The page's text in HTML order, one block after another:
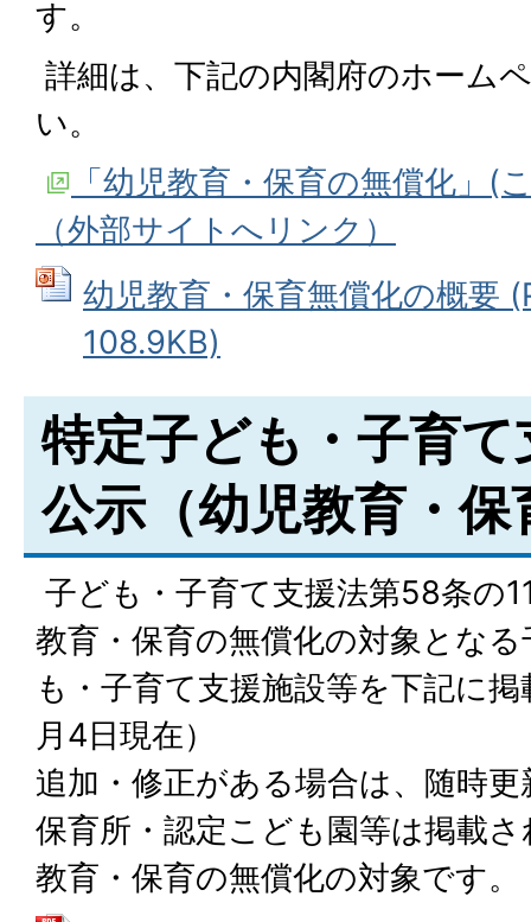
す。
詳細は、下記の内閣府のホーム
い。
「幼児教育・保育の無償化」(
（外部サイトへリンク）
幼児教育・保育無償化の概要
108.9KB)
特定子ども・子育
公示（幼児教育・保
子ども・子育て支援法第58条の
教育・保育の無償化の対象とな
も・子育て支援施設等を下記に
月4日現在）
追加・修正がある場合は、随時
保育所・認定こども園等は掲載
教育・保育の無償化の対象です。